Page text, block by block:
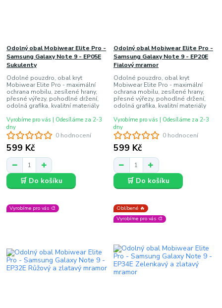
0 hodnocení
Odolný obal Mobiwear Elite Pro -
Samsung Galaxy Note 9 - EP05E
Sukulenty
Odolné pouzdro, obal kryt
Mobiwear Elite Pro - maximální
ochrana mobilu, zesílené hrany,
přesné výřezy, pohodlné držení,
odolná grafika, kvalitní materiály
599 Kč
Vyrobíme pro vás | Odesíláme za 2-3
dny
🛒 Do košíku
0 hodnocení
Odolný obal Mobiwear Elite Pro -
Samsung Galaxy Note 9 - EP20E
Fialový mramor
Odolné pouzdro, obal kryt
Mobiwear Elite Pro - maximální
ochrana mobilu, zesílené hrany,
přesné výřezy, pohodlné držení,
odolná grafika, kvalitní materiály
599 Kč
Vyrobíme pro vás | Odesíláme za 2-3
dny
🛒 Do košíku
Vyrobíme pro vás 🎨
Oblíbené 🔥
Vyrobíme pro vás 🎨